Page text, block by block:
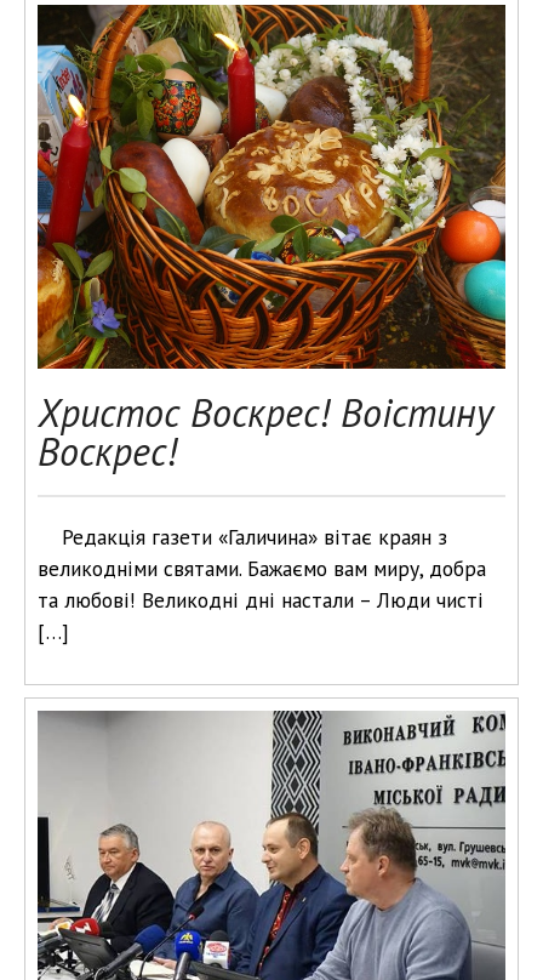
Христос Воскрес! Воістину
Воскрес!
Редакція газети «Галичина» вітає краян з
великодніми святами. Бажаємо вам миру, добра
та любові! Великодні дні настали – Люди чисті
[…]